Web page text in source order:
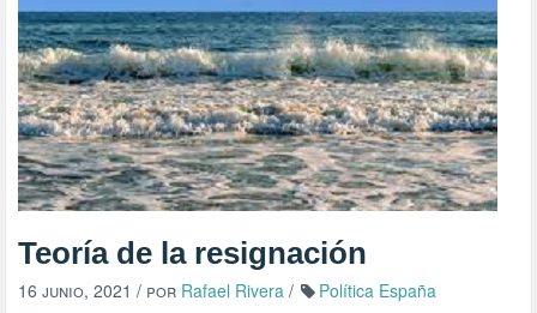
Teoría de la resignación
16 junio, 2021 / por Rafael Rivera / Política España